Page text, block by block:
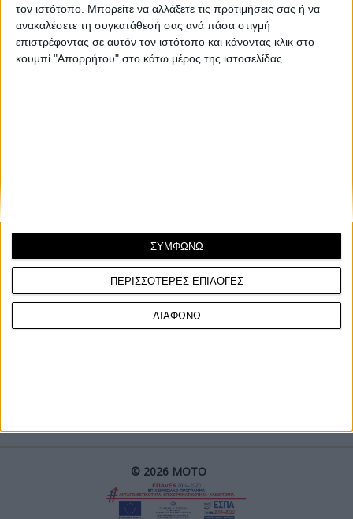
τον ιστότοπο. Μπορείτε να αλλάξετε τις προτιμήσεις σας ή να
ανακαλέσετε τη συγκατάθεσή σας ανά πάσα στιγμή
επιστρέφοντας σε αυτόν τον ιστότοπο και κάνοντας κλικ στο
κουμπί "Απορρήτου" στο κάτω μέρος της ιστοσελίδας.
ΠΕΡΙΣΣΟΤΕΡΕΣ ΕΠΙΛΟΓΕΣ
ΔΙΑΦΩΝΩ
ΣΥΜΦΩΝΩ
Επικαιρότητα
Harley-Davidson: Αλλαγές στη διοίκηση και νέος
ρόλος για τον Jonathan Root
ΓΙΝΕ ΣΥΝΔΡΟΜΗΤΗΣ
© 2026 ΜΟΤΟ